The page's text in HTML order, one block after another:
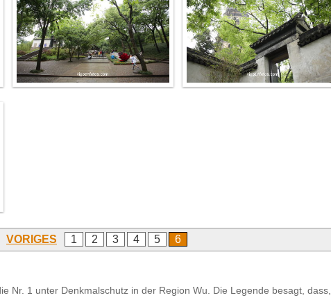
VORIGES 1 2 3 4 5 6
Nr. 1 unter Denkmalschutz in der Region Wu. Die Legende besagt, dass,